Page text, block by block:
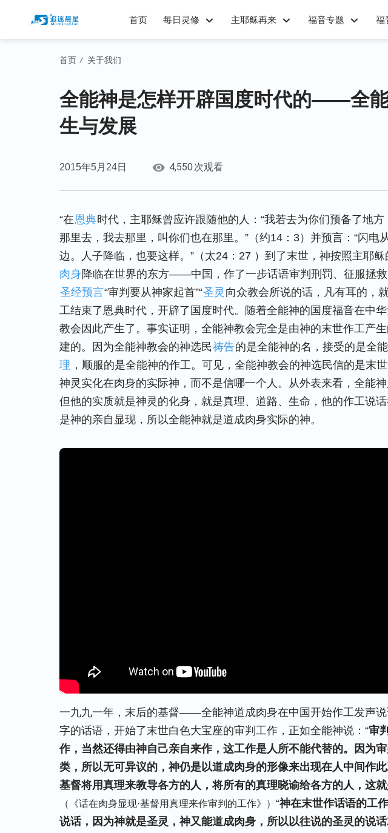
首页 每日灵修 主耶稣再来 福音专题 福
首页 / 关于我们
全能神是怎样开辟国度时代的——全
生与发展
2015年5月24日 4,550 次观看
“在恩典时代，主耶稣曾应许跟随他的人：“我若去为你们预备了地
那里去，我去那里，叫你们也在那里。”（约14：3）并预言：“闪电
边。人子降临，也要这样。”（太24：27 ）到了末世，神按照主耶
肉身 降临在世界的东方——中国，作了一步话语审判刑罚、征服拯
圣经预言“审判要从神家起首”“圣灵 向众教会所说的话，凡有耳的，
工结束了恩典时代，开辟了国度时代。随着全能神的国度福音在中
教会因此产生了。事实证明，全能神教会完全是由神的末世作工产
建的。因为全能神教会的神选民祷告的是全能神的名，接受的是全
理 ，顺服的是全能神的作工。可见，全能神教会的神选民信的是末
神灵实化在肉身的实际神，而不是信哪一个人。从外表来看，全能
但他的实质就是神灵的化身，就是真理、道路、生命，他的作工说
是神的亲自显现，所以全能神就是道成肉身实际的神。
一九九一年，末后的基督——全能神道成肉身在中国开始作工发声
字的话语，开始了末世白色大宝座的审判工作，正如全能神说：“审
作，当然还得由神自己亲自来作，这工作是人所不能代替的。因为
类，所以无可异议的，神仍是以道成肉身的形像来出现在人中间作
基督将用真理来教导各方的人，将所有的真理晓谕给各方的人，这就
（《话在肉身显现·基督用真理来作审判的工作》） “神在末世作话语的工
说话，因为神就是圣灵，神又能道成肉身，所以以往说的圣灵的说